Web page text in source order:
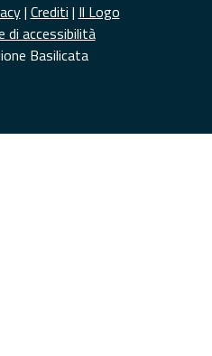
| Crediti | Il Logo
di accessibilità
Basilicata